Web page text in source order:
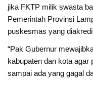
jika FKTP milik swasta
Pemerintah Provinsi
puskesmas yang
“Pak Gubernur
kabupaten dan kota agar
sampai ada yang gagal